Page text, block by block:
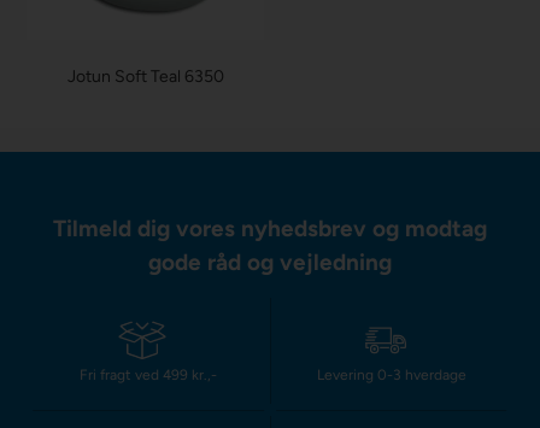
Jotun Soft Teal 6350
Tilmeld dig vores nyhedsbrev og modtag
gode råd og vejledning
Fri fragt ved 499 kr.,- Levering 0-3 hverdage